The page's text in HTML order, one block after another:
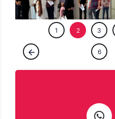
GÜNCEL
Şanlıurfa’da
1 2 3
6